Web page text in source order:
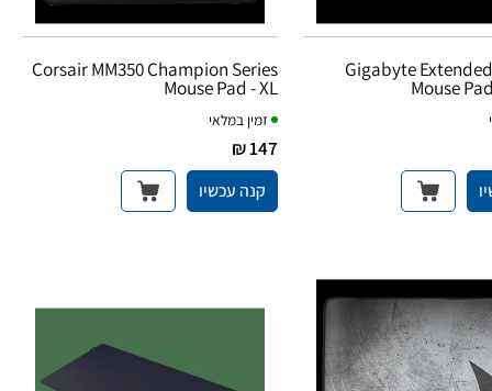
Gigabyte
Mouse
Corsair MM350 Champion Series
Mouse Pad - XL
זמין במלאי
147 ₪
קנה עכשיו